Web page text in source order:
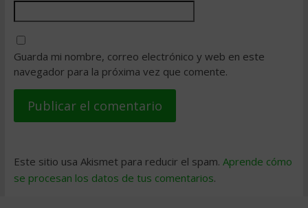
Guarda mi nombre, correo electrónico y web en este
navegador para la próxima vez que comente.
Este sitio usa Akismet para reducir el spam. Aprende cómo
se procesan los datos de tus comentarios.